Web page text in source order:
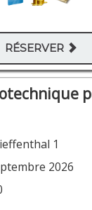
RÉSERVER
1
2026